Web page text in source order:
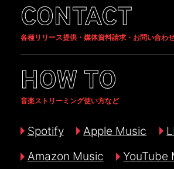
CONTACT
各種リリース提供・媒体資料請求・お問い合わ
HOW TO
音楽ストリーミング使い方など
Spotify Apple Music
Amazon Music
YouTube